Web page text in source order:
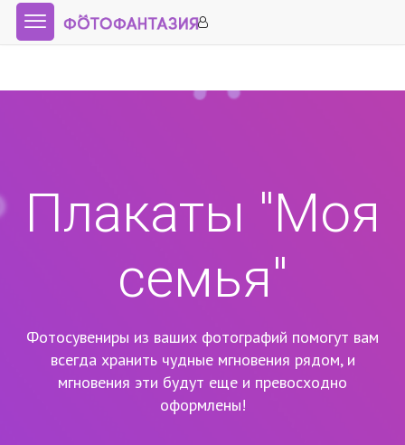
Плакаты "Моя
семья"
Фотосувениры из ваших фотографий помогут вам
всегда хранить чудные мгновения рядом, и
мгновения эти будут еще и превосходно
оформлены!